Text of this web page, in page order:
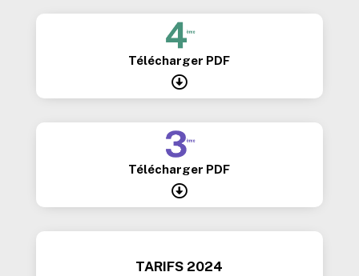
Télécharger PDF

Télécharger PDF

TARIFS 2024